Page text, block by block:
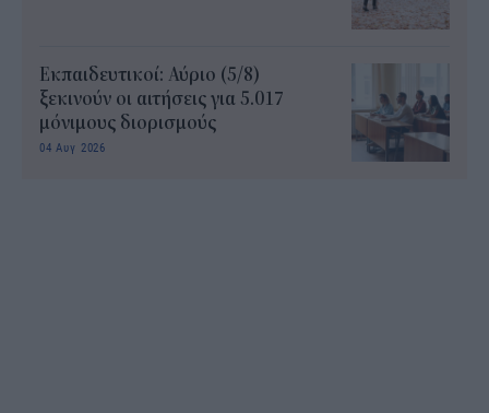
Εκπαιδευτικοί: Αύριο (5/8)
ξεκινούν οι αιτήσεις για 5.017
μόνιμους διορισμούς
04 Αυγ 2026